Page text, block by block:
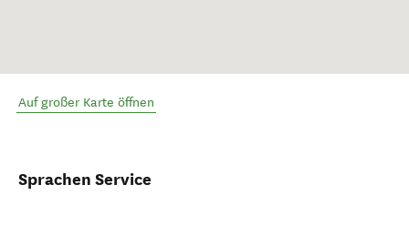
Auf großer Karte öffnen
Sprachen Service